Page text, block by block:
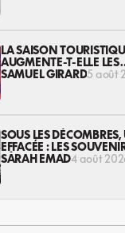
LA SAISON
AUGMENTE-T-ELLE LES
VIOLENCES CONTRE
SAMUEL GIRARD5 août
SOUS LES
EFFACÉE : LES
RÊVES PERDUS DES
SARAH EMAD4 août